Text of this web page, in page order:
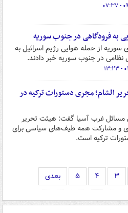
به فرودگاهی در جنوب سوریه
سوریه از حمله هوایی رژیم اسرائیل به
نظامی در جنوب سوریه خبر دادند.
الشام؛ مجری دستورات ترکیه در
مسائل غرب آسیا گفت: هیئت تحریر
و مشارکت همه طیف‌های سیاسی برای
ترکیه است.
۳ ۴ ۵ بعدی